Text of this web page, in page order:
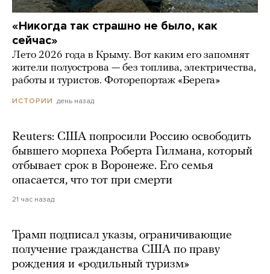
«Никогда так страшно не было, как
сейчас»
Лето 2026 года в Крыму. Вот каким его запомнят
жители полуострова — без топлива, электричества,
работы и туристов. Фоторепортаж «Берега»
ИСТОРИИ день назад
Reuters: США попросили Россию освободить
бывшего морпеха Роберта Гилмана, который
отбывает срок в Воронеже. Его семья
опасается, что тот при смерти
21 час назад
Трамп подписал указы, ограничивающие
получение гражданства США по праву
рождения и «родильный туризм»